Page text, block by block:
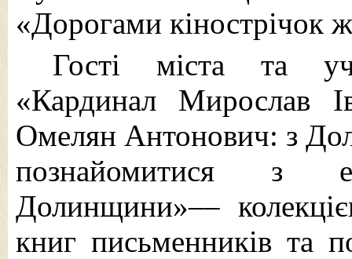
«Дорогами кінострічок
Гості міста та
«Кардинал Мирослав
Омелян Антонович: з
познайомитися з
Долинщини»––
книг письменників та